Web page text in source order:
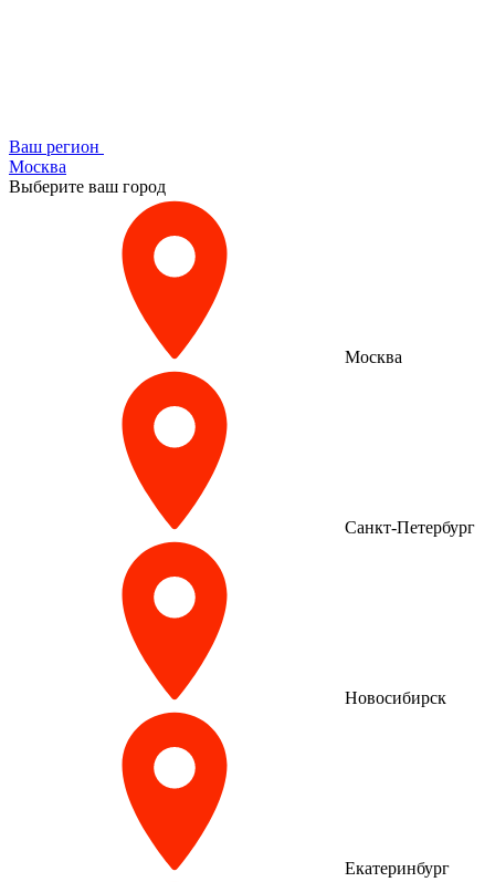
Ваш регион
Москва
Выберите ваш город
Москва
Санкт-Петербург
Новосибирск
Екатеринбург